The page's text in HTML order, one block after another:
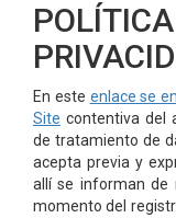
En este enlace se
Site contentiva del
de tratamiento de
acepta previa y
allí se informan de
momento del